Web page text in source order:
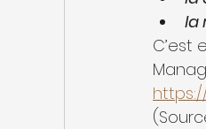
la
C’est